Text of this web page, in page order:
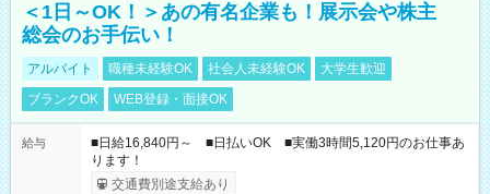
＜1日～OK！＞あの有名企業も！展示会や株主
総会のお手伝い！
アルバイト 職種未経験OK 社会人未経験OK
大学生歓迎
ブランクOK
WEB登録・面接OK
給与
■日給16,840円～ ■日払いOK ■実働3時間5,120円のお仕事あ
ります！
交通費別途支給あり